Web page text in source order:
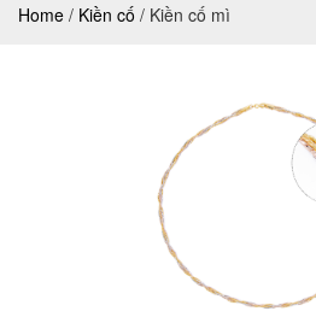
Home / Kiền cố / Kiền cố mì